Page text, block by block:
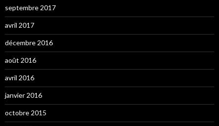
septembre 2017
avril 2017
décembre 2016
août 2016
avril 2016
janvier 2016
octobre 2015